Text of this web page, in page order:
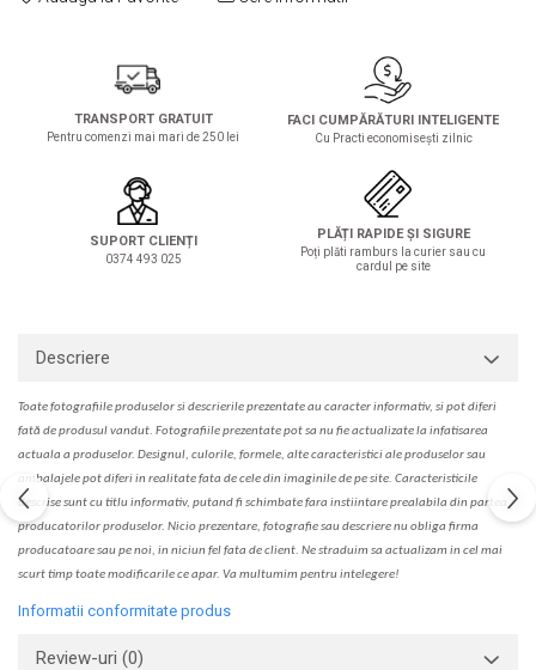
Solutie de indepartat rugina si
pentru par, masca de par
TRANSPORT GRATUIT
Pentru comenzi mai mari de 250 lei
FACI CUMPĂRĂTURI INTELIGENTE
Cu Practi economisești zilnic
SUPORT CLIENȚI
0374 493 025
PLĂȚI RAPIDE ȘI SIGURE
Poți plăti ramburs la curier sau cu
cardul pe site
Descriere
Toate fotografiile produselorsidescrierileprezentate au caracter informativ, si pot diferi
fată de produsul vandut. Fotografiile prezentate pot sa nu fie actualizate la infatisarea
actuala a produselor. Designul, culorile, formele, alte caracteristici ale produselor sau
ambalajele pot diferi in realitate fata de cele din imaginile de pe site. Caracteristicile
descrise sunt cu titlu informativ, putand fi schimbate fara instiintare prealabila din partea
producatorilor produselor. Nicio prezentare, fotografie sau descriere nu obliga firma
producatoare sau pe noi, in niciun fel fata de client. Ne straduim sa actualizam in cel mai
scurt timp toate modificarile ce apar. Va multumim pentru intelegere!
Informatii conformitate produs
Review-uri (0)